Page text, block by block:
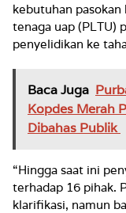
kebutuhan
tenaga uap (PLTU)
penyelidikan ke
Baca Juga
Kopdes Merah
Dibahas Publik
“Hingga saat ini
terhadap 16 pihak.
klarifikasi, namun